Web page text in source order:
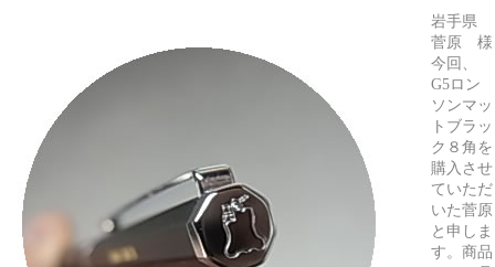
岩手県
菅原 様
今回、
G5ロン
ソンマッ
トブラッ
ク８角を
購入させ
ていただ
いた菅原
と申しま
す。商品